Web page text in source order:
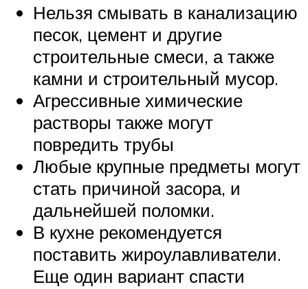
Нельзя смывать в канализацию
песок, цемент и другие
строительные смеси, а также
камни и строительный мусор.
Агрессивные химические
растворы также могут
повредить трубы
Любые крупные предметы могут
стать причиной засора, и
дальнейшей поломки.
В кухне рекомендуется
поставить жироулавливатели.
Еще один вариант спасти